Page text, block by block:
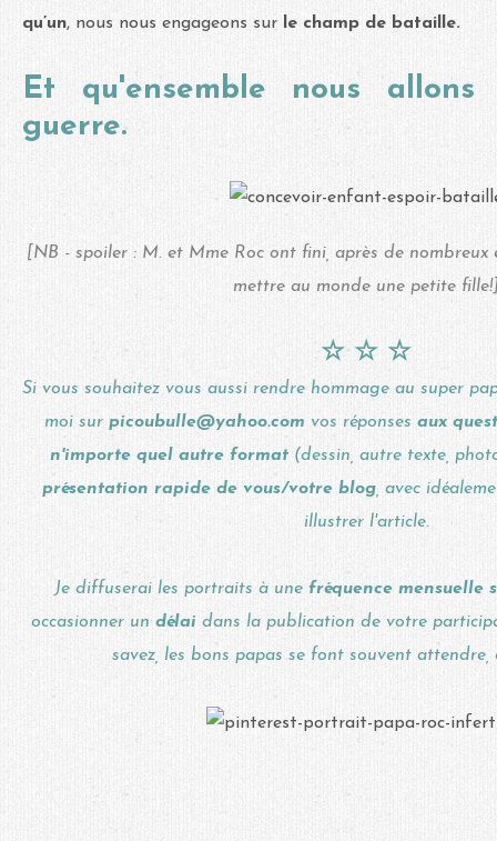
qu’un, nous nous engageons sur le champ de bataille.
Et qu'ensemble nous
guerre.
[NB - spoiler : M. et Mme Roc ont fini, après de nombreux
mettre au monde une petite
☆ ☆ ☆
Si vous souhaitez vous aussi rendre hommage au super
moi sur picoubulle@yahoo.com vos réponses aux
n'importe quel autre format (dessin, autre texte,
présentation rapide de vous/votre blog, avec
illustrer l'article.
Je diffuserai les portraits à unefréquence mensuelle
occasionner un délai dans la publication de votre
savez, les bons papas se font souvent attendre,